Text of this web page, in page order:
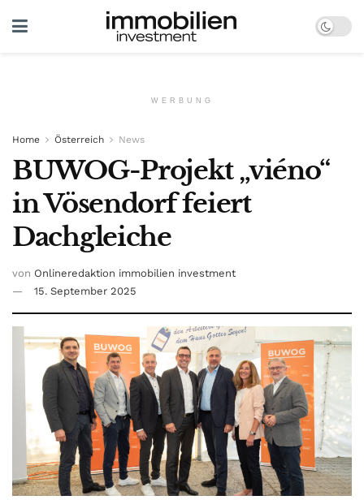
WERBUNG
Home Österreich News
BUWOG-Projekt „viéno“
in Vösendorf feiert
Dachgleiche
von Onlineredaktion immobilien investment
15. September 2025